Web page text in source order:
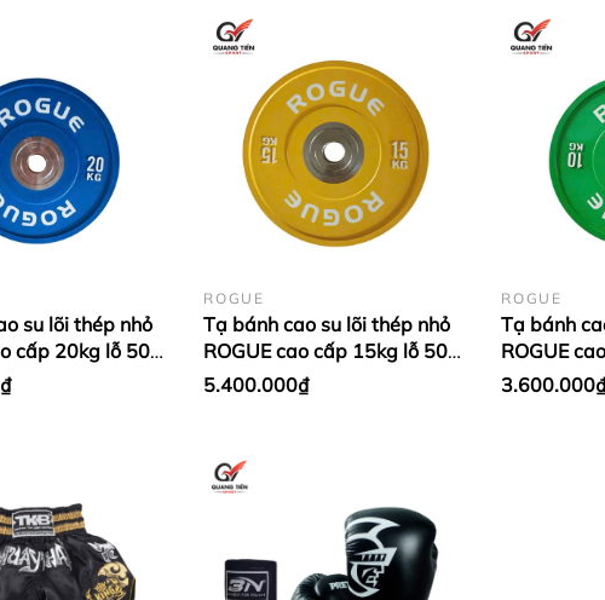
su lõi thép nhỏ
cấp 20kg lỗ 50
Màu Xanh
ROGUE
Tạ bánh cao su lõi thép nhỏ
ROGUE cao cấp 15kg lỗ 50
nhập khẩu - Màu Vàng (1
5.400.000₫
ROGUE
Tạ bánh
ROGUE
nhập khẩu